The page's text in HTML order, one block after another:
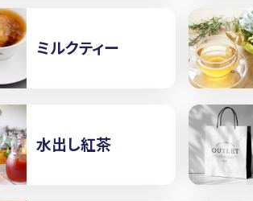
ミルクティー
水出し紅茶